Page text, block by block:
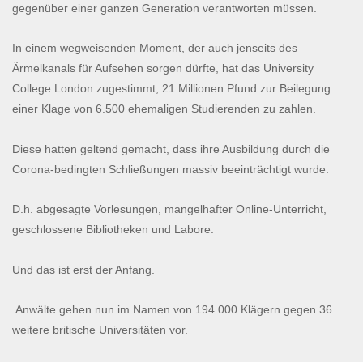
gegenüber einer ganzen Generation verantworten müssen.
In einem wegweisenden Moment, der auch jenseits des
Ärmelkanals für Aufsehen sorgen dürfte, hat das University
College London zugestimmt, 21 Millionen Pfund zur Beilegung
einer Klage von 6.500 ehemaligen Studierenden zu zahlen.
Diese hatten geltend gemacht, dass ihre Ausbildung durch die
Corona-bedingten Schließungen massiv beeinträchtigt wurde.
D.h. abgesagte Vorlesungen, mangelhafter Online-Unterricht,
geschlossene Bibliotheken und Labore.
Und das ist erst der Anfang.
Anwälte gehen nun im Namen von 194.000 Klägern gegen 36
weitere britische Universitäten vor.